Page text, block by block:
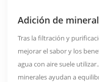
Adición de
Tras la filtración y
mejorar el sabor y los
agua con aire suele
minerales ayudan a